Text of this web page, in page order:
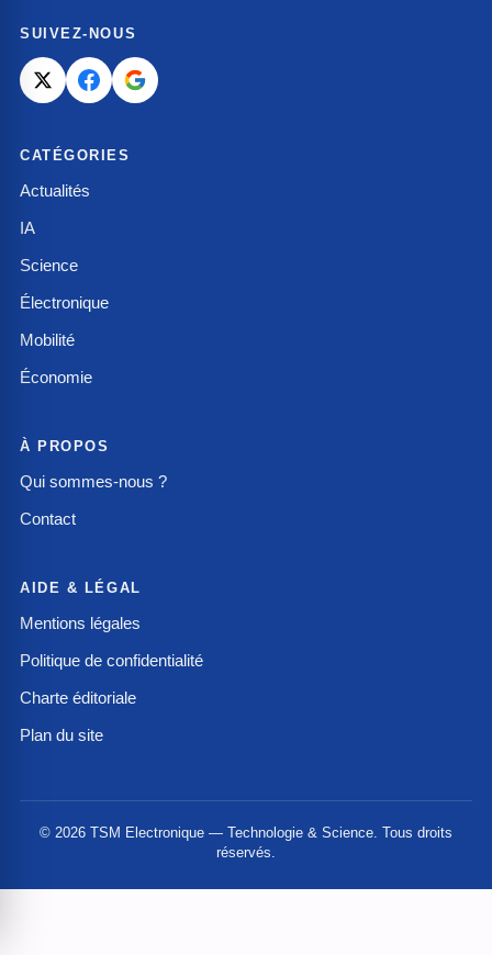
SUIVEZ-NOUS
CATÉGORIES
Actualités
IA
Science
Électronique
Mobilité
Économie
À PROPOS
Qui sommes-nous ?
Contact
AIDE & LÉGAL
Mentions légales
Politique de confidentialité
Charte éditoriale
Plan du site
© 2026 TSM Electronique — Technologie & Science. Tous droits
réservés.